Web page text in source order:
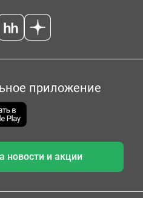
приложение
новости и акции